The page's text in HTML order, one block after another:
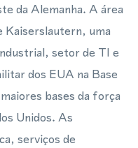
da Alemanha. A área
Kaiserslautern, uma
setor de TI e
dos EUA na Base
bases da força
Unidos. As
serviços de